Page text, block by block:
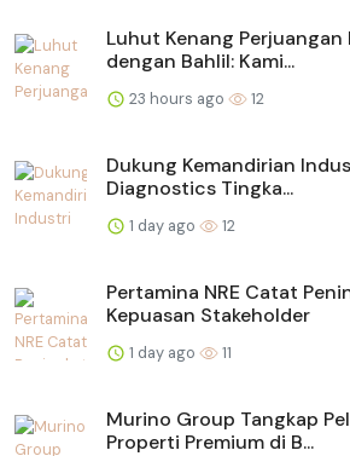
Luhut Kenang Perjuangan
dengan Bahlil: Kami...
23 hours ago 12
Dukung Kemandirian
Diagnostics Tingka...
1 day ago 12
Pertamina NRE Catat
Kepuasan Stakeholder
1 day ago 11
Murino Group Tangkap
Properti Premium di B...